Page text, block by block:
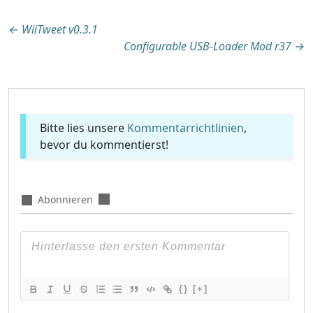
Beitragsnavigation
← WiiTweet v0.3.1
Configurable USB-Loader Mod r37 →
Bitte lies unsere Kommentarrichtlinien,
bevor du kommentierst!
Abonnieren
{} [+]